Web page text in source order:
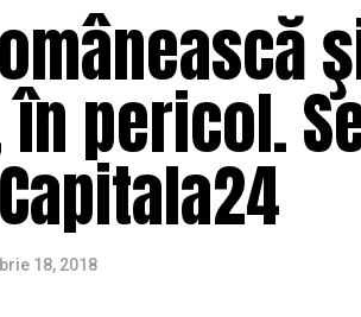
pericol.
18, 2018